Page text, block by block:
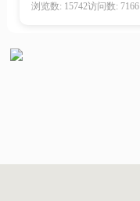
浏览数: 15742访问数: 7166